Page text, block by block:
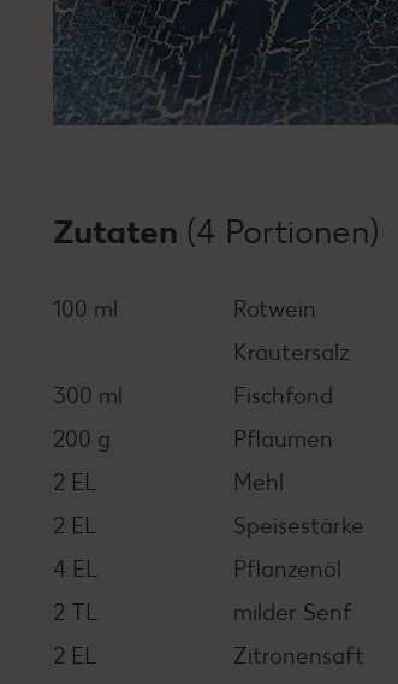
Zutaten (4 Portionen)
100 ml
Rotwein
Kräutersalz
300 ml
Fischfond
200 g
Pflaumen
2 EL
Mehl
2 EL
Speisestärke
4 EL
Pflanzenöl
2 TL
milder Senf
2 EL
Zitronensaft